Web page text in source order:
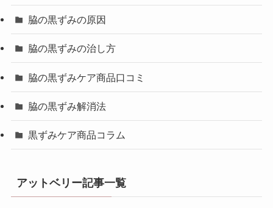
脇の黒ずみの原因
脇の黒ずみの治し方
脇の黒ずみケア商品口コミ
脇の黒ずみ解消法
黒ずみケア商品コラム
アットベリー記事一覧